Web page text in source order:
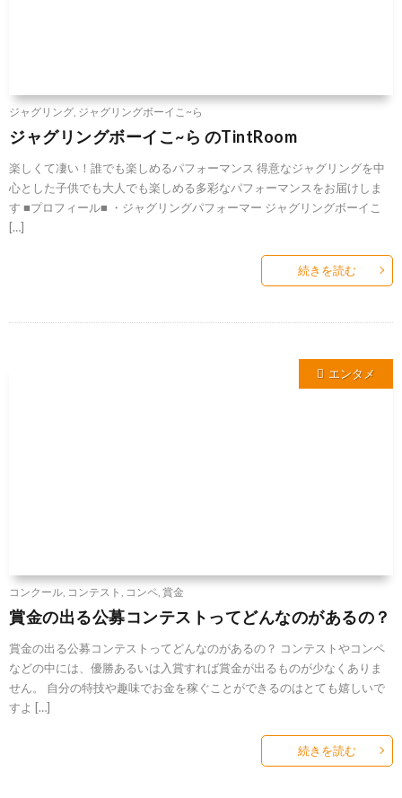
ジャグリング ジャグリングボーイこ~ら
ジャグリングボーイこ~ら のTintRoom
楽しくて凄い！誰でも楽しめるパフォーマンス 得意なジャグリングを中
心とした子供でも大人でも楽しめる多彩なパフォーマンスをお届けしま
す ■プロフィール■ ・ジャグリングパフォーマー ジャグリングボーイこ
[…]
続きを読む
エンタメ
コンクール コンテスト コンペ 賞金
賞金の出る公募コンテストってどんなのがあるの？
賞金の出る公募コンテストってどんなのがあるの？ コンテストやコンペ
などの中には、優勝あるいは入賞すれば賞金が出るものが少なくありま
せん。 自分の特技や趣味でお金を稼ぐことができるのはとても嬉しいで
すよ […]
続きを読む